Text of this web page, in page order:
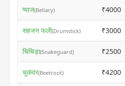
प्याज(Bellary) ₹4000
सहजन फली(Drumstick) ₹3000
चिचिड़ा(Snakeguard) ₹2500
चुकंदर(Beetroot) ₹4200